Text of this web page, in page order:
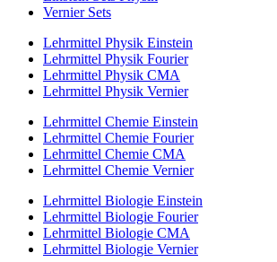
Vernier Sets
Lehrmittel Physik Einstein
Lehrmittel Physik Fourier
Lehrmittel Physik CMA
Lehrmittel Physik Vernier
Lehrmittel Chemie Einstein
Lehrmittel Chemie Fourier
Lehrmittel Chemie CMA
Lehrmittel Chemie Vernier
Lehrmittel Biologie Einstein
Lehrmittel Biologie Fourier
Lehrmittel Biologie CMA
Lehrmittel Biologie Vernier